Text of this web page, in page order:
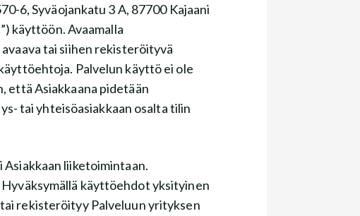
6, Syväojankatu 3 A, 87700 Kajaani
käyttöön. Avaamalla
tai siihen rekisteröityvä
Palvelun käyttö ei ole
että Asiakkaana pidetään
tai yhteisöasiakkaan osalta tilin
liiketoimintaan.
käyttöehdot yksityinen
rekisteröityy Palveluun yrityksen